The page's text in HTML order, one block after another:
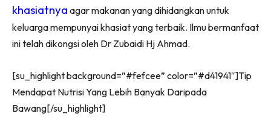
khasiatnya agar makanan yang dihidangkan untuk
keluarga mempunyai khasiat yang terbaik. Ilmu bermanfaat
ini telah dikongsi oleh Dr Zubaidi Hj Ahmad.
[su_highlight background=”#fefcee” color=”#d41941″]Tip
Mendapat Nutrisi Yang Lebih Banyak Daripada
Bawang[/su_highlight]